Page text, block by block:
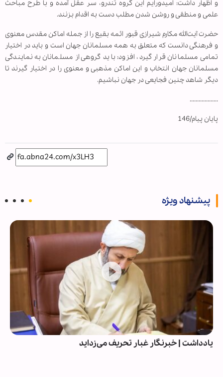
و اظهار داشت: امیدورایم این گروه تندرو، سر عقل آمده و با طرح مباحث
علمی و منطقی و روشن شدن مطلب دست به اقدام بزنند.
حضرت آیت‌الله مکارم شیرازی قبور ائمه بقیع را از جمله اماکن مقدس معنوی
و فرهنگی دانست که متعلق به همه مسلمانان جهان است و باید در اختیار
تمامی مسلمانان قرار گیرد، افزود: باید گروهی از مسلمانان به نمایندگی
مسلمانان جهان انتخاب و این اماکن مذهبی و معنوی را در اختیار گیرند تا
دیگر شاهد چنین فجایعی در جهان نباشیم.
...................
پایان پیام/146
پیشنهاد ویژه
یادداشت | خبرنگار غبار تحریف می‌زداید